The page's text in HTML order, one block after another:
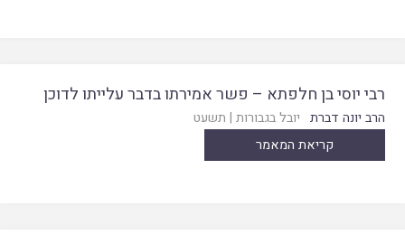
רבי יוסי בן חלפתא – פשר אמירתו בדבר עלייתו לדוכן
הרב יונה דברת יובל בגבורות | תשעט
קריאת המאמר